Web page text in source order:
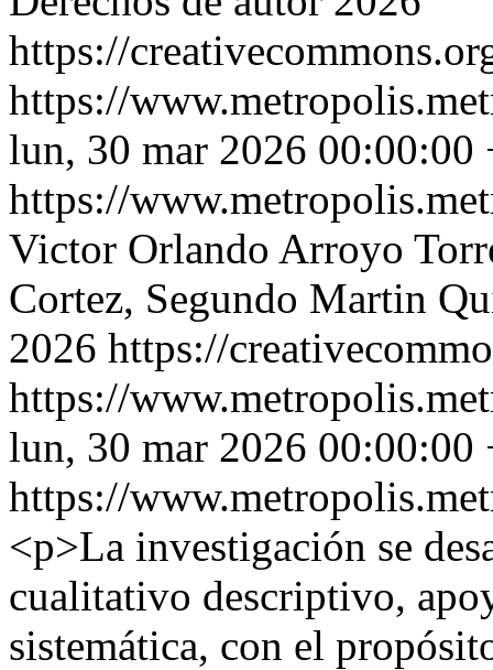
https://
https://
lun, 30 mar 2026 00:00:00
https://
Victor Orlando Arroyo
Cortez, Segundo Martin
2026 https://
https://
lun, 30 mar 2026 00:00:00
https://
<p>La investigación se
cualitativo descriptivo,
sistemática, con el